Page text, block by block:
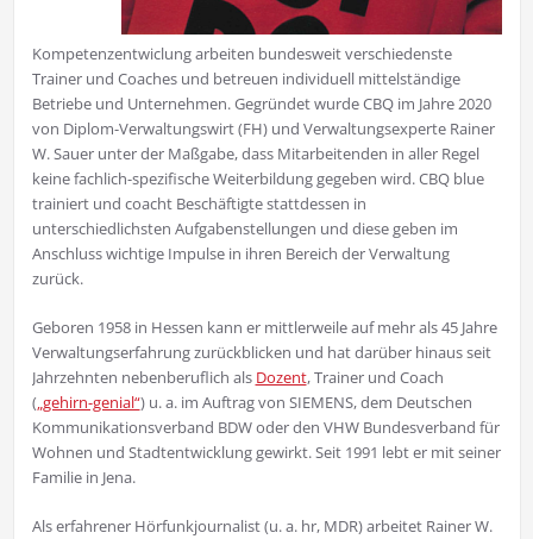
Kompetenzentwiclung arbeiten bundesweit verschiedenste
Trainer und Coaches und betreuen individuell mittelständige
Betriebe und Unternehmen. Gegründet wurde CBQ im Jahre 2020
von Diplom-Verwaltungswirt (FH) und Verwaltungsexperte Rainer
W. Sauer unter der Maßgabe, dass Mitarbeitenden in aller Regel
keine fachlich-spezifische Weiterbildung gegeben wird. CBQ blue
trainiert und coacht Beschäftigte stattdessen in
unterschiedlichsten Aufgabenstellungen und diese geben im
Anschluss wichtige Impulse in ihren Bereich der Verwaltung
zurück.
Geboren 1958 in Hessen kann er mittlerweile auf mehr als 45 Jahre
Verwaltungserfahrung zurückblicken und hat darüber hinaus seit
Jahrzehnten nebenberuflich als Dozent, Trainer und Coach
(„gehirn-genial“) u. a. im Auftrag von SIEMENS, dem Deutschen
Kommunikationsverband BDW oder den VHW Bundesverband für
Wohnen und Stadtentwicklung gewirkt. Seit 1991 lebt er mit seiner
Familie in Jena.
Als erfahrener Hörfunkjournalist (u. a. hr, MDR) arbeitet Rainer W.